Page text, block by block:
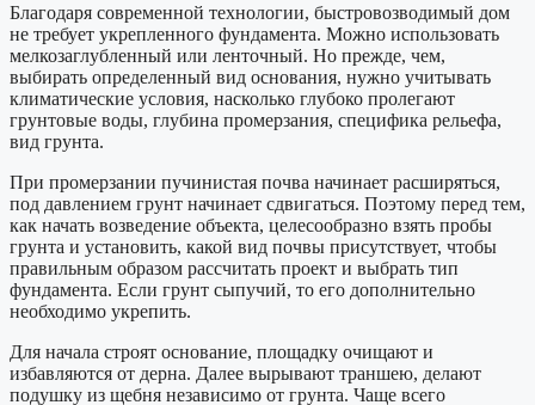
Благодаря современной технологии, быстровозводимый дом
не требует укрепленного фундамента. Можно использовать
мелкозаглубленный или ленточный. Но прежде, чем,
выбирать определенный вид основания, нужно учитывать
климатические условия, насколько глубоко пролегают
грунтовые воды, глубина промерзания, специфика рельефа,
вид грунта.
При промерзании пучинистая почва начинает расширяться,
под давлением грунт начинает сдвигаться. Поэтому перед тем,
как начать возведение объекта, целесообразно взять пробы
грунта и установить, какой вид почвы присутствует, чтобы
правильным образом рассчитать проект и выбрать тип
фундамента. Если грунт сыпучий, то его дополнительно
необходимо укрепить.
Для начала строят основание, площадку очищают и
избавляются от дерна. Далее вырывают траншею, делают
подушку из щебня независимо от грунта. Чаще всего